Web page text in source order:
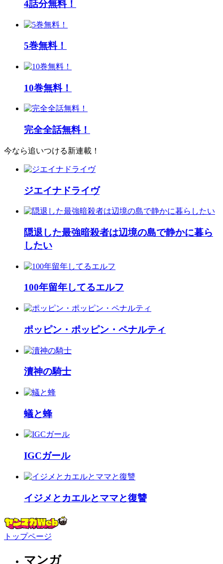
4話分無料！
5巻無料！
10巻無料！
完全全話無料！
今なら追いつける新連載！
ジエイナドライヴ
隠退した最強暗殺者は辺境の島で静かに暮ら
したい
100年留年してるエルフ
ポッピン・ポッピン・ペナルティ
瀆神の騎士
蟻と蜂
IGCガール
イジメとカエルとママと復讐
トップページ
マンガ